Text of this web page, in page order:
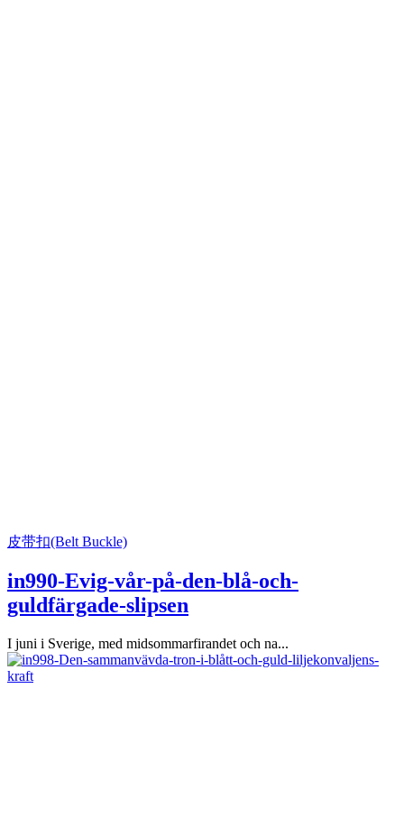
皮带扣(Belt Buckle)
in990-Evig-vår-på-den-blå-och-
guldfärgade-slipsen
I juni i Sverige, med midsommarfirandet och na...